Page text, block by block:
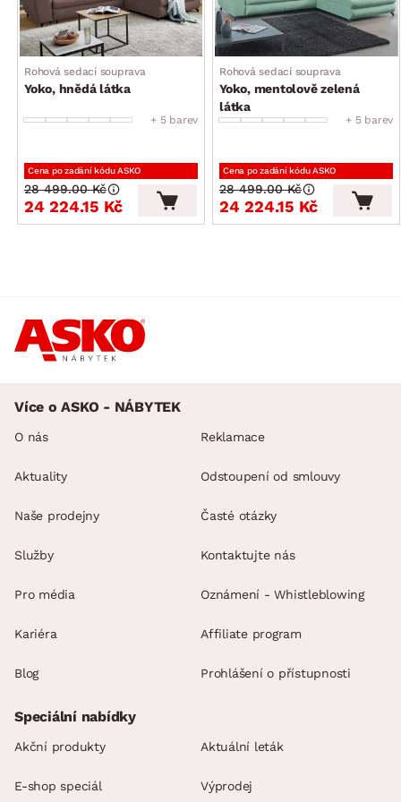
Rohová sedací souprava
Yoko, hnědá látka
+ 5 barev
Cena po zadání kódu ASKO
24 224.15 Kč
28 499.00 Kč
Rohová sedací souprava
Yoko, mentolově zelená
látka
+ 5 barev
Cena po zadání kódu ASKO
24 224.15 Kč
28 499.00 Kč
Více o ASKO - NÁBYTEK
O nás
Aktuality
Naše prodejny
Služby
Pro média
Kariéra
Blog
Reklamace
Odstoupení od smlouvy
Časté otázky
Kontaktujte nás
Oznámení - Whistleblowing
Affiliate program
Prohlášení o přístupnosti
Speciální nabídky
Akční produkty Aktuální leták
E-shop speciál Výprodej